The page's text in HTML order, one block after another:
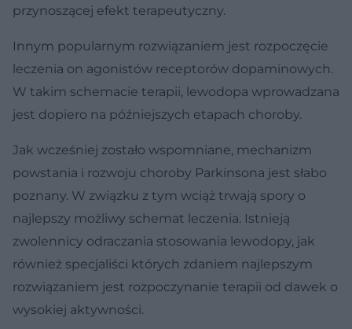
przynoszącej efekt terapeutyczny.
Innym popularnym rozwiązaniem jest rozpoczęcie
leczenia on agonistów receptorów dopaminowych.
W takim schemacie terapii, lewodopa wprowadzana
jest dopiero na późniejszych etapach choroby.
Jak wcześniej zostało wspomniane, mechanizm
powstania i rozwoju choroby Parkinsona jest słabo
poznany. W związku z tym wciąż trwają spory o
najlepszy możliwy schemat leczenia. Istnieją
zwolennicy odraczania stosowania lewodopy, jak
również specjaliści których zdaniem najlepszym
rozwiązaniem jest rozpoczynanie terapii od dawek o
wysokiej aktywności.